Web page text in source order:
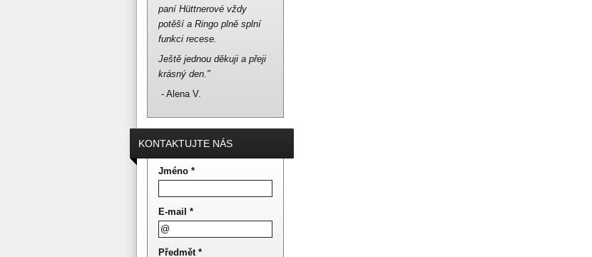
paní Hüttnerové vždy
potěší a Ringo plně splní
funkci recese.
Ještě jednou děkuji a přeji
krásný den."
- Alena V.
KONTAKTUJTE NÁS
Jméno *
E-mail *
Předmět *